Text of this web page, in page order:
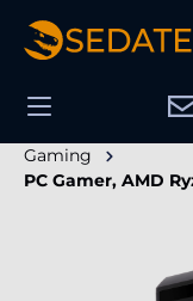
principal
Gaming
PC Gamer, AMD
Ignorer la